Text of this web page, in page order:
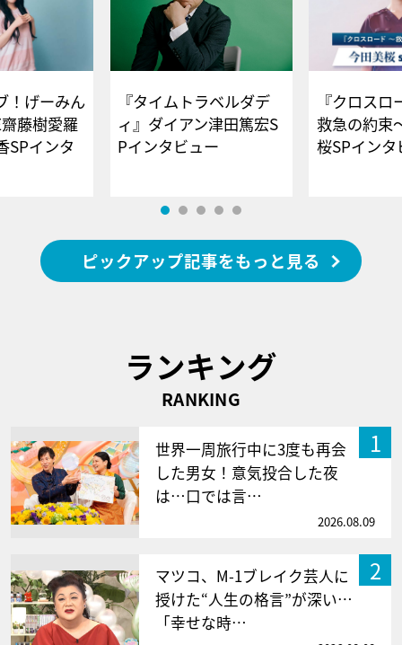
！げーみん
藤樹愛羅
SPインタ
『タイムトラベルダデ
ィ』ダイアン津田篤宏S
Pインタビュー
『クロス
救急の約束
桜SPイ
ピックアップ記事をもっと見る
ランキング
RANKING
1
世界一周旅行中に3度も再会
した男女！意気投合した夜
は…口では言…
2026.08.09
2
マツコ、M-1ブレイク芸人に
授けた“人生の格言”が深い…
「幸せな時…